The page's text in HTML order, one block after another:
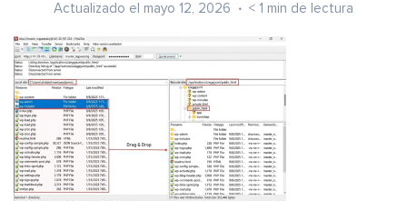
Actualizado el mayo 12, 2026 < 1 min de lectura